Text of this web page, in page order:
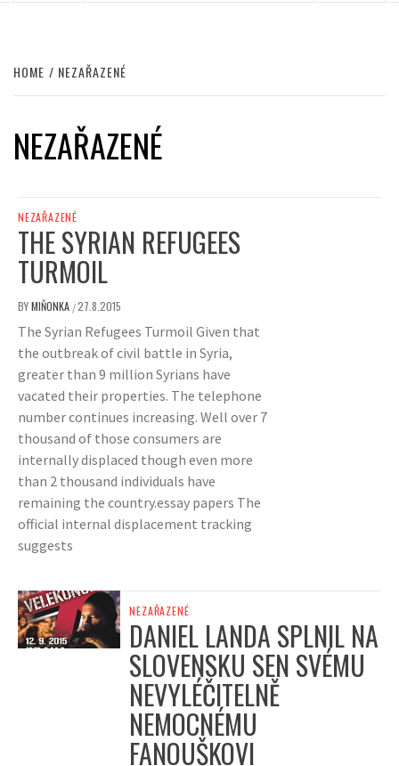
HOME NEZAŘAZENÉ
NEZAŘAZENÉ
NEZAŘAZENÉ
THE SYRIAN REFUGEES
TURMOIL
BYMIŇONKA /27.8.2015
The Syrian Refugees Turmoil Given that
the outbreak of civil battle in Syria,
greater than 9 million Syrians have
vacated their properties. The telephone
number continues increasing. Well over 7
thousand of those consumers are
internally displaced though even more
than 2 thousand individuals have
remaining the country.essay papers The
official internal displacement tracking
suggests
NEZAŘAZENÉ
DANIEL LANDA SPLNIL NA
SLOVENSKU SEN SVÉMU
NEVYLÉČITELNĚ
NEMOCNÉMU
FANOUŠKOVI